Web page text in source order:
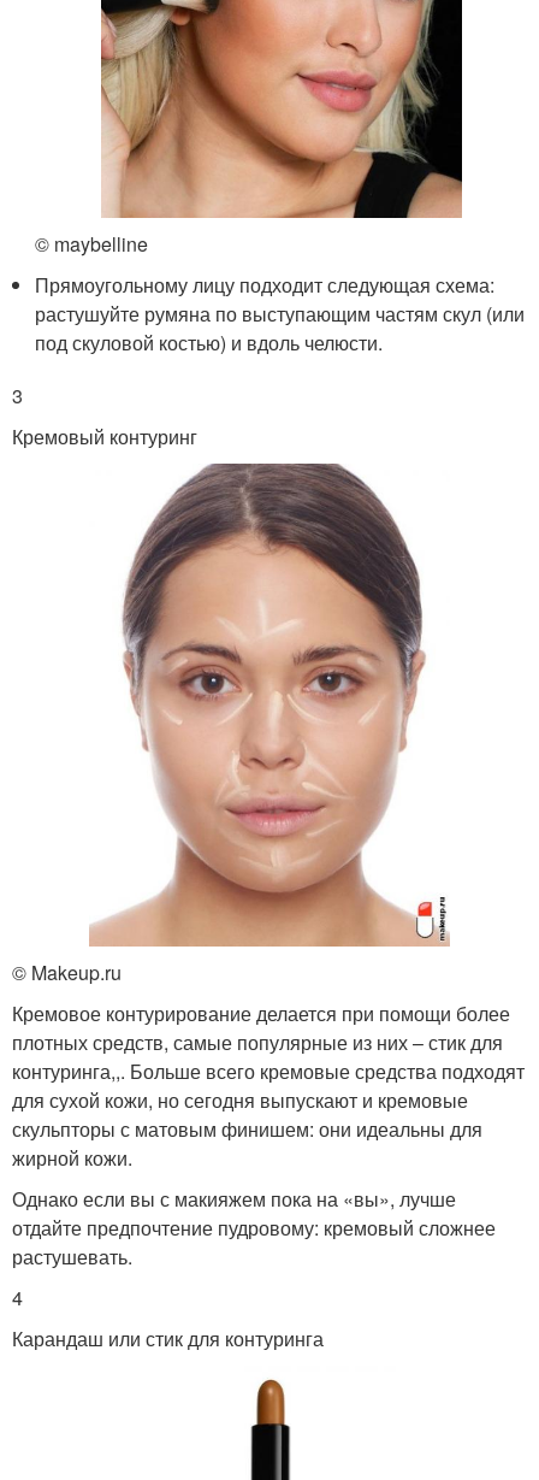
© maybelline
Прямоугольному лицу подходит следующая схема:
растушуйте румяна по выступающим частям скул (или
под скуловой костью) и вдоль челюсти.
3
Кремовый контуринг
© Makeup.ru
Кремовое контурирование делается при помощи более
плотных средств, самые популярные из них – стик для
контуринга,,. Больше всего кремовые средства подходят
для сухой кожи, но сегодня выпускают и кремовые
скульпторы с матовым финишем: они идеальны для
жирной кожи.
Однако если вы с макияжем пока на «вы», лучше
отдайте предпочтение пудровому: кремовый сложнее
растушевать.
4
Карандаш или стик для контуринга